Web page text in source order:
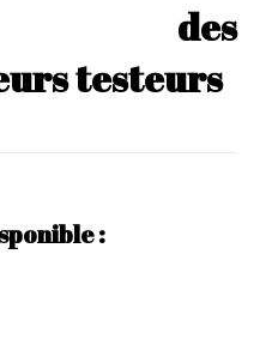
des
testeurs
: